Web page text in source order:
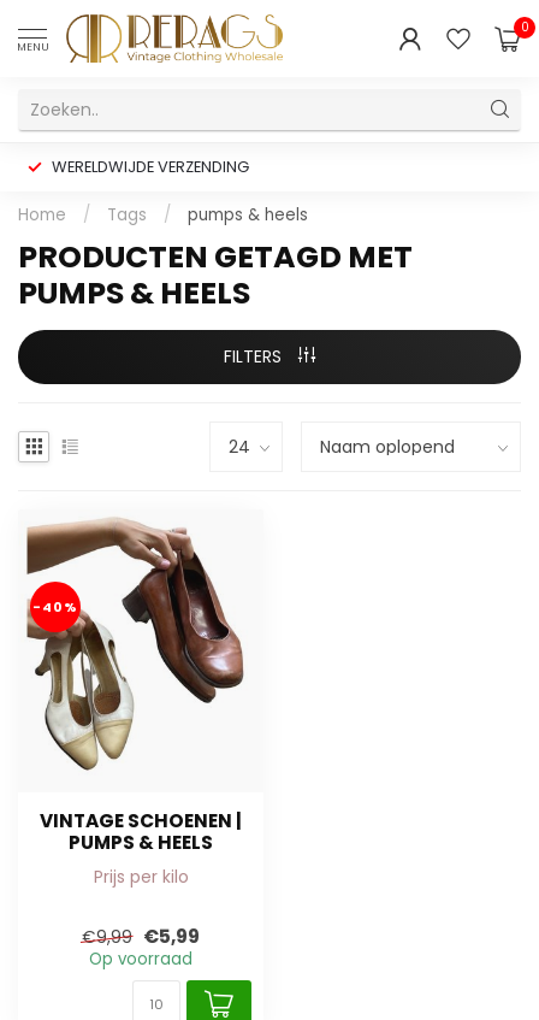
MENU
0
WERELDWIJDE VERZENDING
Home / Tags / pumps & heels
PRODUCTEN GETAGD MET
PUMPS & HEELS
FILTERS
-40%
VINTAGE SCHOENEN |
PUMPS & HEELS
Prijs per kilo
€9,99 €5,99
Op voorraad